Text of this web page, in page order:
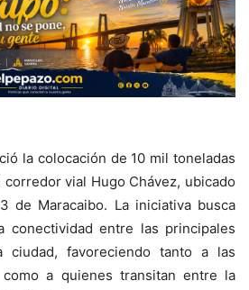
la colocación de 10 mil toneladas
vial Hugo Chávez, ubicado
de Maracaibo. La iniciativa busca
conectividad entre las principales
favoreciendo tanto a las
como a quienes transitan entre la